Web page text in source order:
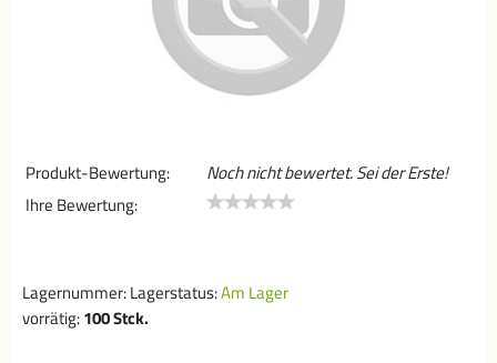
Produkt-Bewertung:
Noch nicht bewertet. Sei der Erste!
Ihre Bewertung:
Lagernummer:Lagerstatus:Am Lager
vorrätig:100Stck.